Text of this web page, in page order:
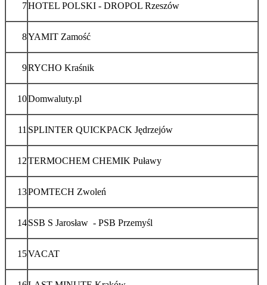
7HOTEL POLSKI - DROPOL Rzeszów
8YAMIT Zamość
9RYCHO Kraśnik
10Domwaluty.pl
11 SPLINTER QUICKPACK Jędrzejów
12TERMOCHEM CHEMIK Puławy
13POMTECH Zwoleń
14SSB S Jarosław - PSB Przemyśl
15VACAT